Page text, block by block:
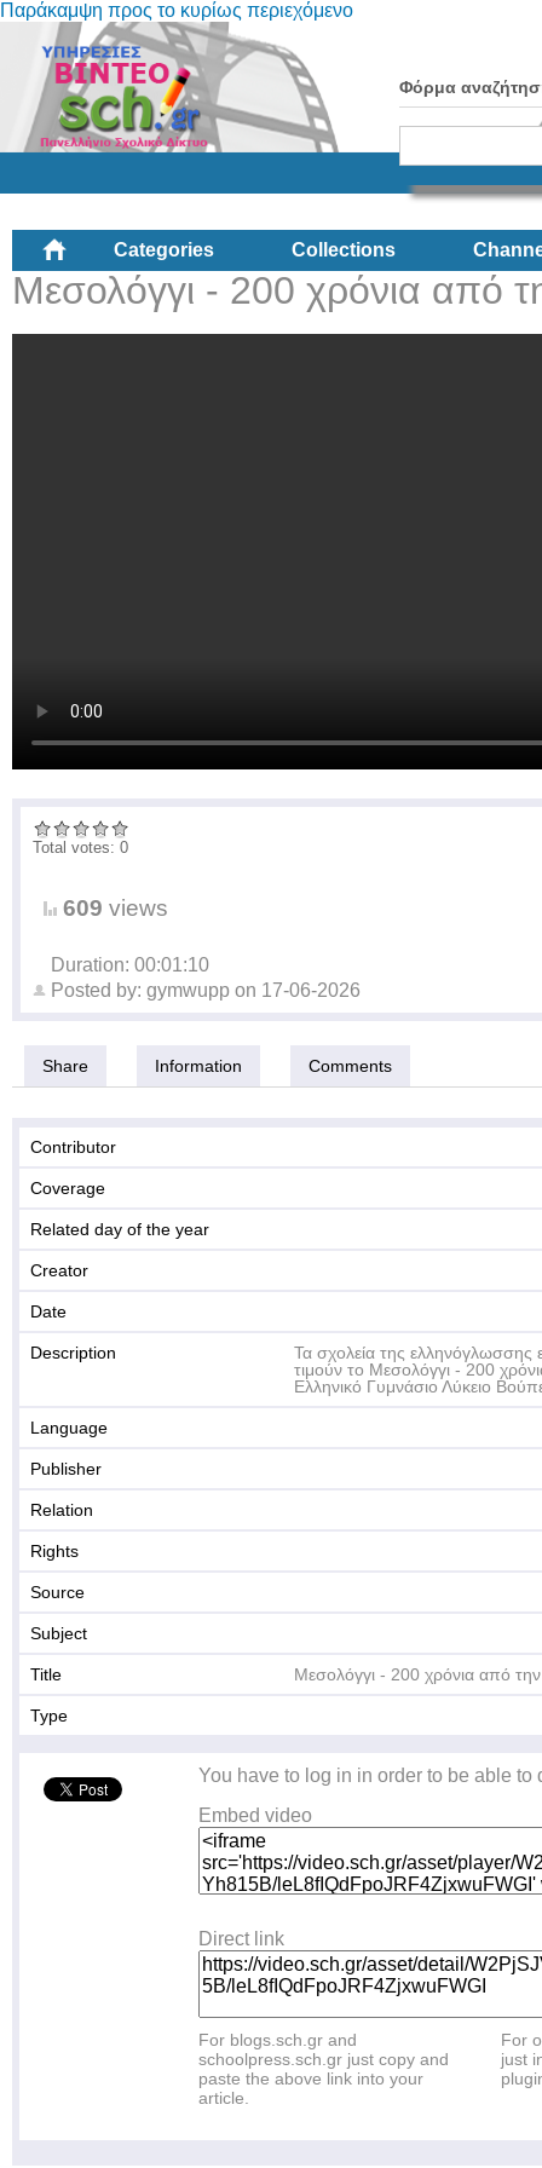
Παράκαμψη προς το κυρίως περιεχόμενο
Φόρμα
Categories Collections
Μεσολόγγι - 200 χρόνια από
Total votes: 0
609 views
Duration: 00:01:10
Posted by: gymwupp on 17-06-2026
Share Information Comments
Contributor
Coverage
Related day of the year
Creator
Date
Description
Τα σχολεία της ελληνόγλωσσης
τιμούν το Μεσολόγγι - 200
Ελληνικό Γυμνάσιο Λύκειο
Language
Publisher
Relation
Rights
Source
Subject
Title Μεσολόγγι - 200 χρόνια από
Type
You have to log in in order to be able to
Embed video
Direct link
For blogs.sch.gr and
schoolpress.sch.gr just copy and
paste the above link into your
article.
For
just